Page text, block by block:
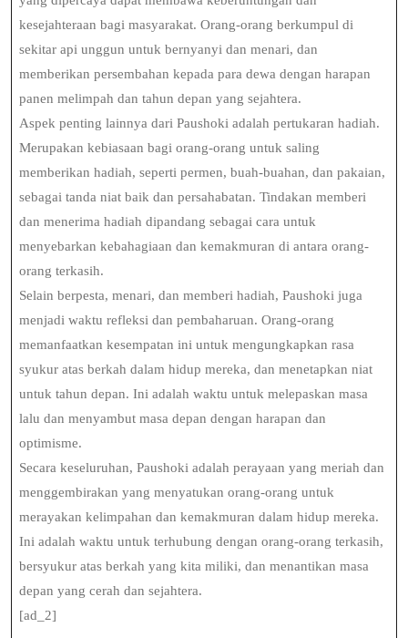
kesejahteraan bagi masyarakat. Orang-orang berkumpul di
sekitar api unggun untuk bernyanyi dan menari, dan
memberikan persembahan kepada para dewa dengan harapan
panen melimpah dan tahun depan yang sejahtera.
Aspek penting lainnya dari Paushoki adalah pertukaran hadiah.
Merupakan kebiasaan bagi orang-orang untuk saling
memberikan hadiah, seperti permen, buah-buahan, dan pakaian,
sebagai tanda niat baik dan persahabatan. Tindakan memberi
dan menerima hadiah dipandang sebagai cara untuk
menyebarkan kebahagiaan dan kemakmuran di antara orang-
orang terkasih.
Selain berpesta, menari, dan memberi hadiah, Paushoki juga
menjadi waktu refleksi dan pembaharuan. Orang-orang
memanfaatkan kesempatan ini untuk mengungkapkan rasa
syukur atas berkah dalam hidup mereka, dan menetapkan niat
untuk tahun depan. Ini adalah waktu untuk melepaskan masa
lalu dan menyambut masa depan dengan harapan dan
optimisme.
Secara keseluruhan, Paushoki adalah perayaan yang meriah dan
menggembirakan yang menyatukan orang-orang untuk
merayakan kelimpahan dan kemakmuran dalam hidup mereka.
Ini adalah waktu untuk terhubung dengan orang-orang terkasih,
bersyukur atas berkah yang kita miliki, dan menantikan masa
depan yang cerah dan sejahtera.
[ad_2]